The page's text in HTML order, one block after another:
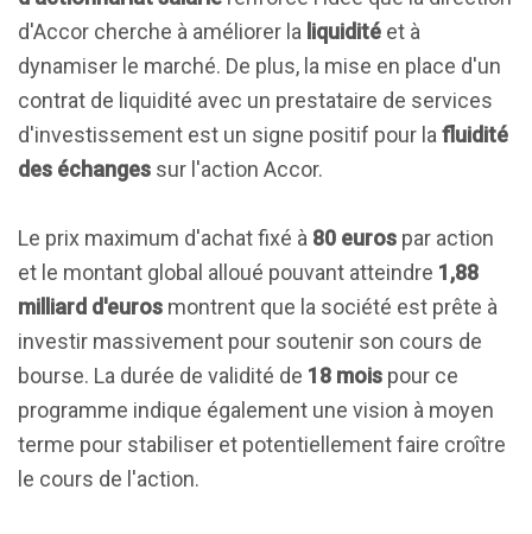
d'Accor cherche à améliorer la liquidité et à
dynamiser le marché. De plus, la mise en place d'un
contrat de liquidité avec un prestataire de services
d'investissement est un signe positif pour la fluidité
des échanges sur l'action Accor.
Le prix maximum d'achat fixé à 80 euros par action
et le montant global alloué pouvant atteindre 1,88
milliard d'euros montrent que la société est prête à
investir massivement pour soutenir son cours de
bourse. La durée de validité de 18 mois pour ce
programme indique également une vision à moyen
terme pour stabiliser et potentiellement faire croître
le cours de l'action.